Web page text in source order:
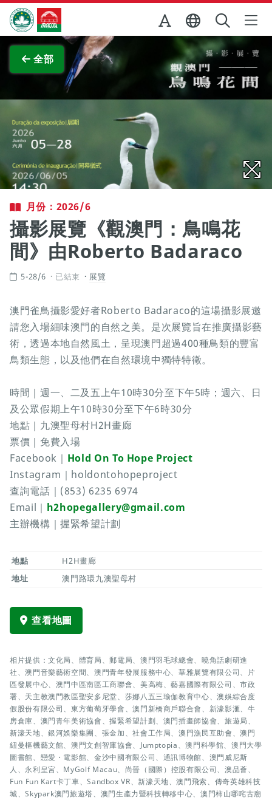
跳至主内容
澳門特別行政區政府旅遊局
全部
月份：2026/6
攝影展覽《觀澳門：鳥鳴花
間》由Roberto Badaraco
5-28/6 已結束 展覽
澳門雀鳥攝影愛好者Roberto Badaraco的這場攝影展邀
請您入場細味澳門的自然之美。是次展覽旨在推廣攝影藝
術，透過本地自然風土，呈現澳門超過400種鳥類的豐富
鳥類生態，以及他們在自然環境中獨特特徵。
時間｜週一、二及五上午10時30分至下午5時；週六、日
及公眾假期上午10時30分至下午6時30分
地點｜九澳聖母村H2H畫廊
票價｜免費入場
Facebook｜ Hold On To Hope Project
Instagram｜holdontohopeproject
查詢電話｜(853) 6235 6974
Email｜ h2hopegallery@gmail.com
主辦機構｜握緊希望計劃
地點
H2H畫廊
地址
澳門路環九澳聖母村
查看地圖
相片提供：文化局、體育局、郵電局、澳門羽毛球總會、曉角話劇研進
社、澳門音樂藝術空間、澳門青年發展服務中心、華雅展覽有限公司、片
區發展中心、澳門中區南區工商聯會、美高梅、藝嘉國際有限公司、市政
署、天主教澳門教區聖安多尼堂、莎娜八五三瑜伽教育中心、澳娛綜合度
假股份有限公司、東方葡萄牙學會、澳門新橋商戶聯合會、新濠影滙、牛
房倉庫、澳門青年美術協會、握緊希望計劃、澳門插畫師協會、旅遊局、
新濠天地、銀河娛樂集團、張金加、社會工作局、澳門漁民互助會、澳門
紐曼樞機藝文館、澳門文創智庫協會、Jumptopia、澳門科學館、澳門大學
圖書館、戀愛・電影館、金沙中國有限公司、通訊博物館、澳門威尼斯
人、永利皇宮、MyGolf Macau、尚晉（國際）控股有限公司、澳品薈、
Fun Fun Kart卡丁車、Sandbox VR、新濠天地、澳門飛索、傳奇英雄科技
城、Skypark澳門旅遊塔、澳門生產力暨科技轉移中心、澳門柿山哪咤古廟